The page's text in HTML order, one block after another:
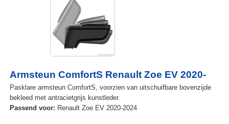
Armsteun ComfortS Renault Zoe EV 2020-
Pasklare armsteun ComfortS, voorzien van uitschuifbare bovenzijde
bekleed met antracietgrijs kunstleder.
Passend voor: Renault Zoe EV 2020-2024